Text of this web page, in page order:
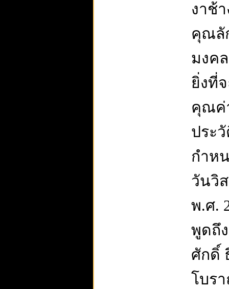
งาช้
คุณลั
มงค
ยิ่งที่
คุณค่
ประ
กำห
วันวิ
พ.ศ.
พูดถึ
ศักดิ์
โบร